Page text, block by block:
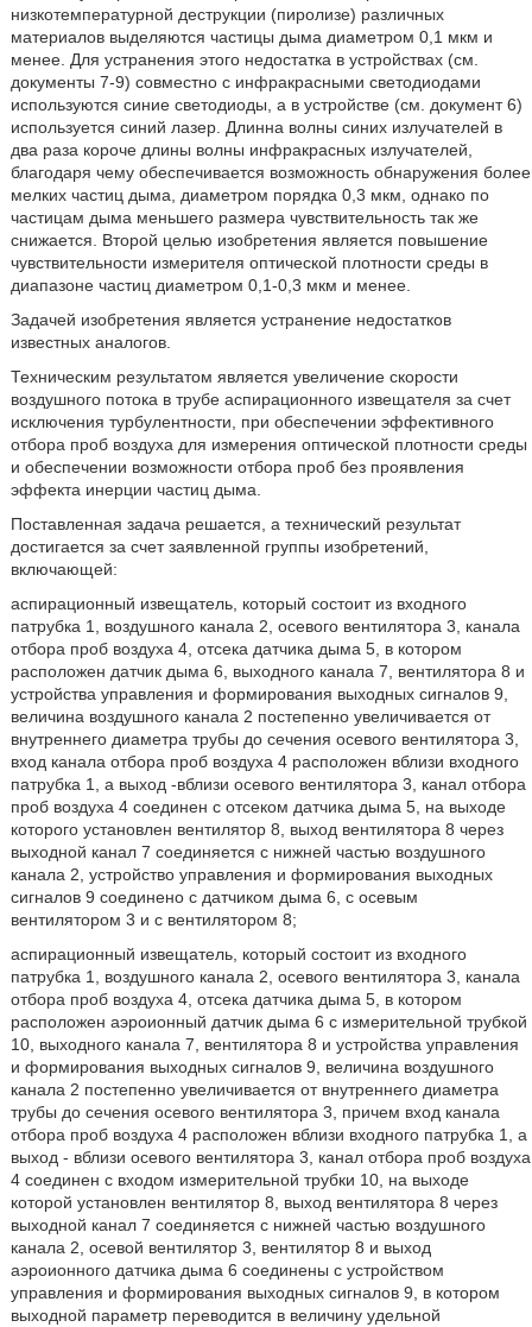
низкотемпературной деструкции (пиролизе) различных
материалов выделяются частицы дыма диаметром 0,1 мкм и
менее. Для устранения этого недостатка в устройствах (см.
документы 7-9) совместно с инфракрасными светодиодами
используются синие светодиоды, а в устройстве (см. документ 6)
используется синий лазер. Длинна волны синих излучателей в
два раза короче длины волны инфракрасных излучателей,
благодаря чему обеспечивается возможность обнаружения более
мелких частиц дыма, диаметром порядка 0,3 мкм, однако по
частицам дыма меньшего размера чувствительность так же
снижается. Второй целью изобретения является повышение
чувствительности измерителя оптической плотности среды в
диапазоне частиц диаметром 0,1-0,3 мкм и менее.
Задачей изобретения является устранение недостатков
известных аналогов.
Техническим результатом является увеличение скорости
воздушного потока в трубе аспирационного извещателя за счет
исключения турбулентности, при обеспечении эффективного
отбора проб воздуха для измерения оптической плотности среды
и обеспечении возможности отбора проб без проявления
эффекта инерции частиц дыма.
Поставленная задача решается, а технический результат
достигается за счет заявленной группы изобретений,
включающей:
аспирационный извещатель, который состоит из входного
патрубка 1, воздушного канала 2, осевого вентилятора 3, канала
отбора проб воздуха 4, отсека датчика дыма 5, в котором
расположен датчик дыма 6, выходного канала 7, вентилятора 8 и
устройства управления и формирования выходных сигналов 9,
величина воздушного канала 2 постепенно увеличивается от
внутреннего диаметра трубы до сечения осевого вентилятора 3,
вход канала отбора проб воздуха 4 расположен вблизи входного
патрубка 1, а выход -вблизи осевого вентилятора 3, канал отбора
проб воздуха 4 соединен с отсеком датчика дыма 5, на выходе
которого установлен вентилятор 8, выход вентилятора 8 через
выходной канал 7 соединяется с нижней частью воздушного
канала 2, устройство управления и формирования выходных
сигналов 9 соединено с датчиком дыма 6, с осевым
вентилятором 3 и с вентилятором 8;
аспирационный извещатель, который состоит из входного
патрубка 1, воздушного канала 2, осевого вентилятора 3, канала
отбора проб воздуха 4, отсека датчика дыма 5, в котором
расположен аэроионный датчик дыма 6 с измерительной трубкой
10, выходного канала 7, вентилятора 8 и устройства управления
и формирования выходных сигналов 9, величина воздушного
канала 2 постепенно увеличивается от внутреннего диаметра
трубы до сечения осевого вентилятора 3, причем вход канала
отбора проб воздуха 4 расположен вблизи входного патрубка 1, а
выход - вблизи осевого вентилятора 3, канал отбора проб воздуха
4 соединен с входом измерительной трубки 10, на выходе
которой установлен вентилятор 8, выход вентилятора 8 через
выходной канал 7 соединяется с нижней частью воздушного
канала 2, осевой вентилятор 3, вентилятор 8 и выход
аэроионного датчика дыма 6 соединены с устройством
управления и формирования выходных сигналов 9, в котором
выходной параметр переводится в величину удельной